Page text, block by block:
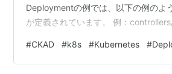
Deploymentの例では、以下の例のよ
が定義されています。 例：
Deployment metadata: name: nginx-
labels: app: nginx ←★任意：このリ
#CKAD #k8s #Kubernetes #